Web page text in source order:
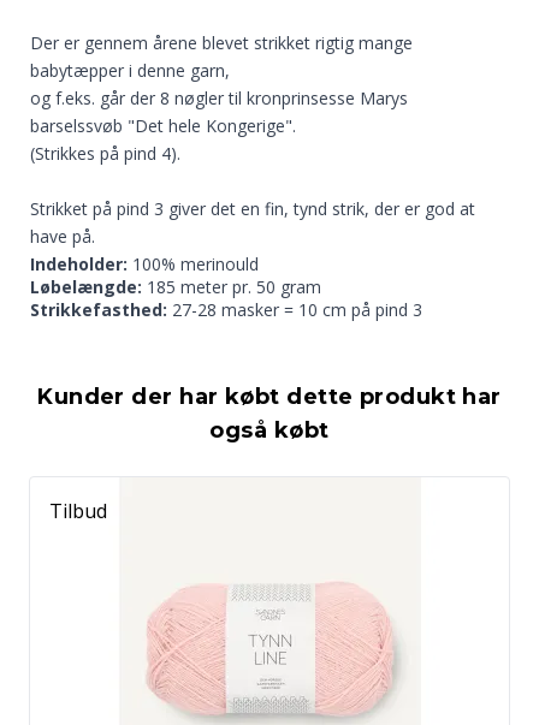
53 Grå 54 Koksgrå
Der er gennem årene blevet strikket rigtig mange
babytæpper i denne garn,
og f.eks. går der 8 nøgler til kronprinsesse Marys
barselssvøb "Det hele Kongerige".
(Strikkes på pind 4).
Strikket på pind 3 giver det en fin, tynd strik, der er god at
have på.
Indeholder: 100% merinould
Løbelængde: 185 meter pr. 50 gram
Strikkefasthed: 27-28 masker = 10 cm på pind 3
Kunder der har købt dette produkt har
også købt
Tilbud